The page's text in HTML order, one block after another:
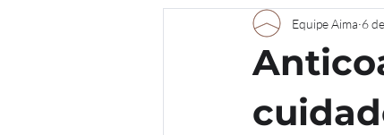
Equipe Aima 6